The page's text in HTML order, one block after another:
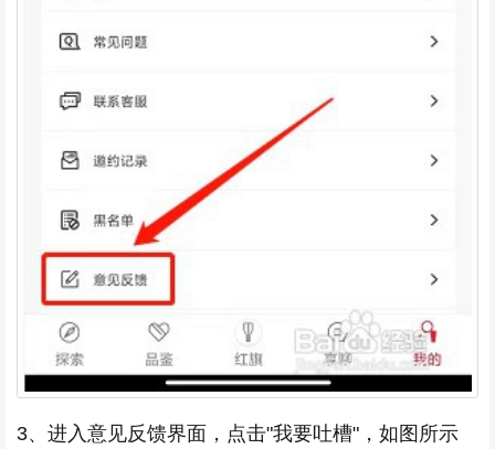
3、进入意见反馈界面，点击"我要吐槽"，如图所示